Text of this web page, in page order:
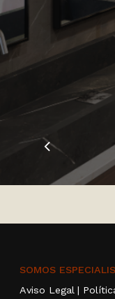
SOMOS
Aviso Legal |